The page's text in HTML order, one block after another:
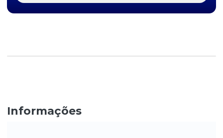
ÁGUA MINERAL SAN PELEGRINO 250ML COM GÁS 24 UNIDADES
Informações